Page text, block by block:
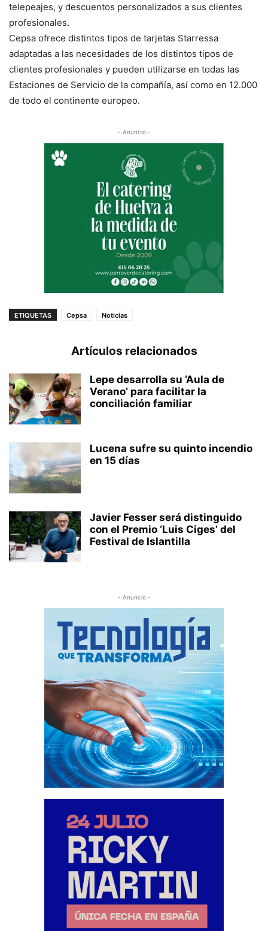
telepeajes, y descuentos personalizados a sus clientes
profesionales.
Cepsa ofrece distintos tipos de tarjetas Starressa
adaptadas a las necesidades de los distintos tipos de
clientes profesionales y pueden utilizarse en todas las
Estaciones de Servicio de la compañía, así como en 12.000
de todo el continente europeo.
- Anuncio -
ETIQUETAS Cepsa Noticias
Artículos relacionados
Lepe desarrolla su ‘Aula de
Verano’ para facilitar la
conciliación familiar
Lucena sufre su quinto incendio
en 15 días
Javier Fesser será distinguido
con el Premio ‘Luis Ciges’ del
Festival de Islantilla
- Anuncio -